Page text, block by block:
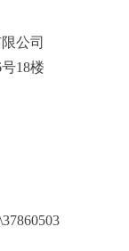
公司
号18楼
\37860503